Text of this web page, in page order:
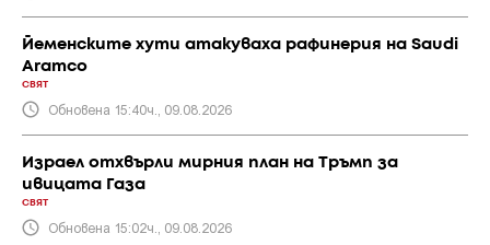
Йеменските хути атакуваха рафинерия на Saudi
Aramco
СВЯТ
Обновена 15:40ч., 09.08.2026
Израел отхвърли мирния план на Тръмп за
ивицата Газа
СВЯТ
Обновена 15:02ч., 09.08.2026